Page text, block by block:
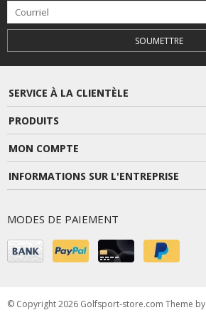
SOUMETTRE
SERVICE À LA CLIENTÈLE
PRODUITS
MON COMPTE
INFORMATIONS SUR L'ENTREPRISE
MODES DE PAIEMENT
© Copyright 2026 Golfsport-store.com Theme by